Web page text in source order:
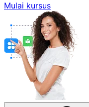
Mulai kursus